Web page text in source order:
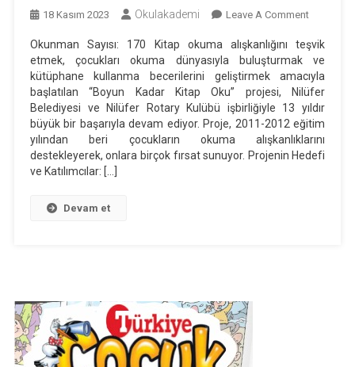
18 Kasım 2023 Okulakademi Leave A CommentOn
Kadar
Kitap
Oku
Projesi
Nilüfer’de
Devam
Ediyor
Okunman Sayısı: 170 Kitap okuma alışkanlığını teşvik
etmek, çocukları okuma dünyasıyla buluşturmak ve
kütüphane kullanma becerilerini geliştirmek amacıyla
başlatılan “Boyun Kadar Kitap Oku” projesi, Nilüfer
Belediyesi ve Nilüfer Rotary Kulübü işbirliğiyle 13 yıldır
büyük bir başarıyla devam ediyor. Proje, 2011-2012 eğitim
yılından beri çocukların okuma alışkanlıklarını
destekleyerek, onlara birçok fırsat sunuyor. Projenin Hedefi
ve Katılımcılar: […]
Devam et